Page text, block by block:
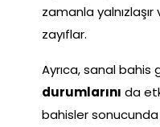
zamanla
zayıflar.
Ayrıca, sanal bahis
durumlarını da
bahisler sonucunda